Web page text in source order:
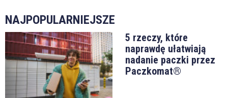
NAJPOPULARNIEJSZE
5 rzeczy, które
naprawdę ułatwiają
nadanie paczki przez
Paczkomat®